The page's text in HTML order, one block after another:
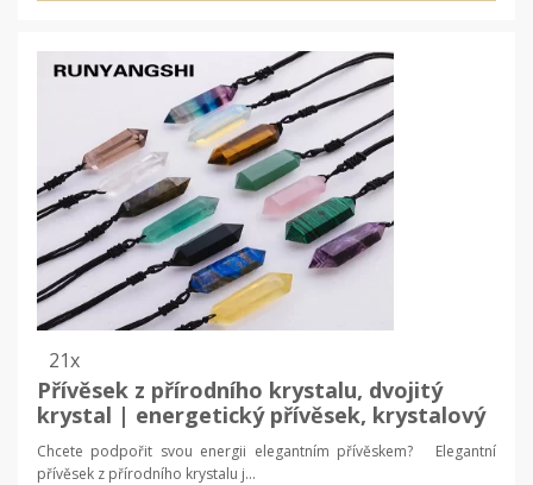
21x
Přívěsek z přírodního krystalu, dvojitý
krystal | energetický přívěsek, krystalový
náhrdelník
Chcete podpořit svou energii elegantním přívěskem? Elegantní
přívěsek z přírodního krystalu j...